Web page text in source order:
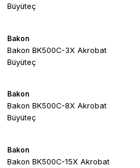
Büyüteç
Bakon
Bakon BK500C-3X Akrobat
Büyüteç
Bakon
Bakon BK500C-8X Akrobat
Büyüteç
Bakon
Bakon BK500C-15X Akrobat